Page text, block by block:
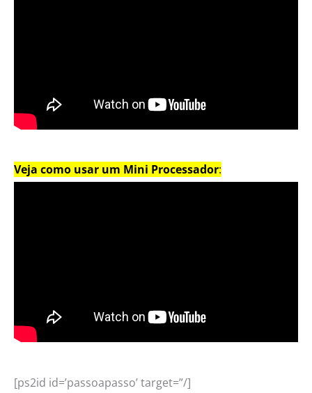
Veja como usar um Mini Processador:
[ps2id id=’passoapasso’ target=”/]